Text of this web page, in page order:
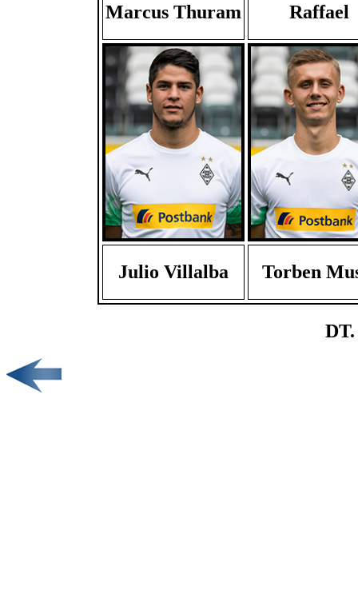
Marcus Thuram Raffael
Julio Villalba Torben